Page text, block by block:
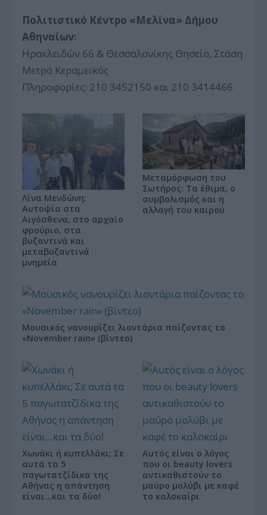
Πολιτιστικό Κέντρο «Μελίνα» Δήμου
Αθηναίων:
Ηρακλειδών 66 & Θεσσαλονίκης Θησείο, Στάση
Μετρό Κεραμεικός
Πληροφορίες: 210 3452150 και 210 3414466
Λίνα Μενδώνη:
Αυτοψία στα
Αιγόσθενα, στο αρχαίο
φρούριο, στα
βυζαντινά και
μεταβυζαντινά
μνημεία
Μεταμόρφωση του
Σωτήρος: Τα έθιμα, ο
συμβολισμός και η
αλλαγή του καιρού
Μουσικός νανουρίζει λιοντάρια παίζοντας το
«November rain» (βίντεο)
Χωνάκι ή κυπελλάκι; Σε
αυτά τα 5
παγωτατζίδικα της
Αθήνας η απάντηση
είναι…και τα δύο!
Αυτός είναι ο λόγος
που οι beauty lovers
αντικαθιστούν το
μαύρο μολύβι με καφέ
το καλοκαίρι